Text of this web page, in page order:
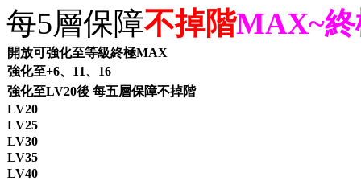
每5層保障不掉階MAX~
開放可強化至等級終極MAX
強化至+6、11、16
強化至LV20後 每五層保障不掉階
LV20
LV25
LV30
LV35
LV40